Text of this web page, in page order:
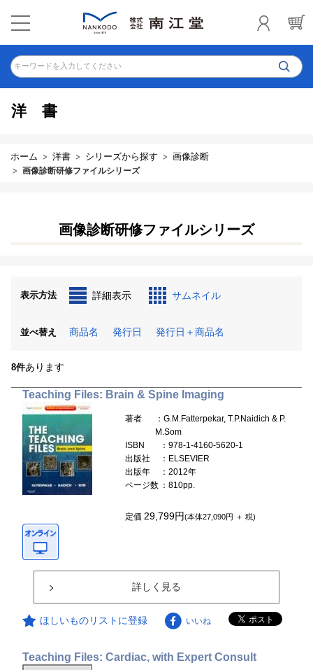
キーワードを入力してください
洋書
ホーム 洋書 シリーズから探す 画像診断
画像診断研修ファイルシリーズ
画像診断研修ファイルシリーズ
表示方法 詳細表示 サムネイル
並べ替え 商品名 発行日 発行日＋商品名
8件あります
Teaching Files: Brain & Spine Imaging
著者
：G.M.Fatterpekar, T.P.Naidich & P.
M.Som
ISBN
：978-1-4160-5620-1
出版社
：ELSEVIER
出版年
：2012年
ページ数 ：810pp.
定価29,799円(本体27,090円 ＋ 税)
詳しく見る
ほしいものリストに登録 いいね
Teaching Files: Cardiac, with Expert Consult